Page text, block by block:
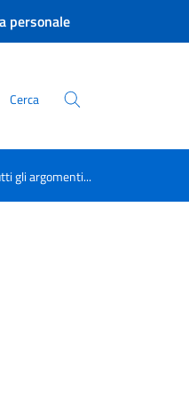
personale
Cerca
gli argomenti...